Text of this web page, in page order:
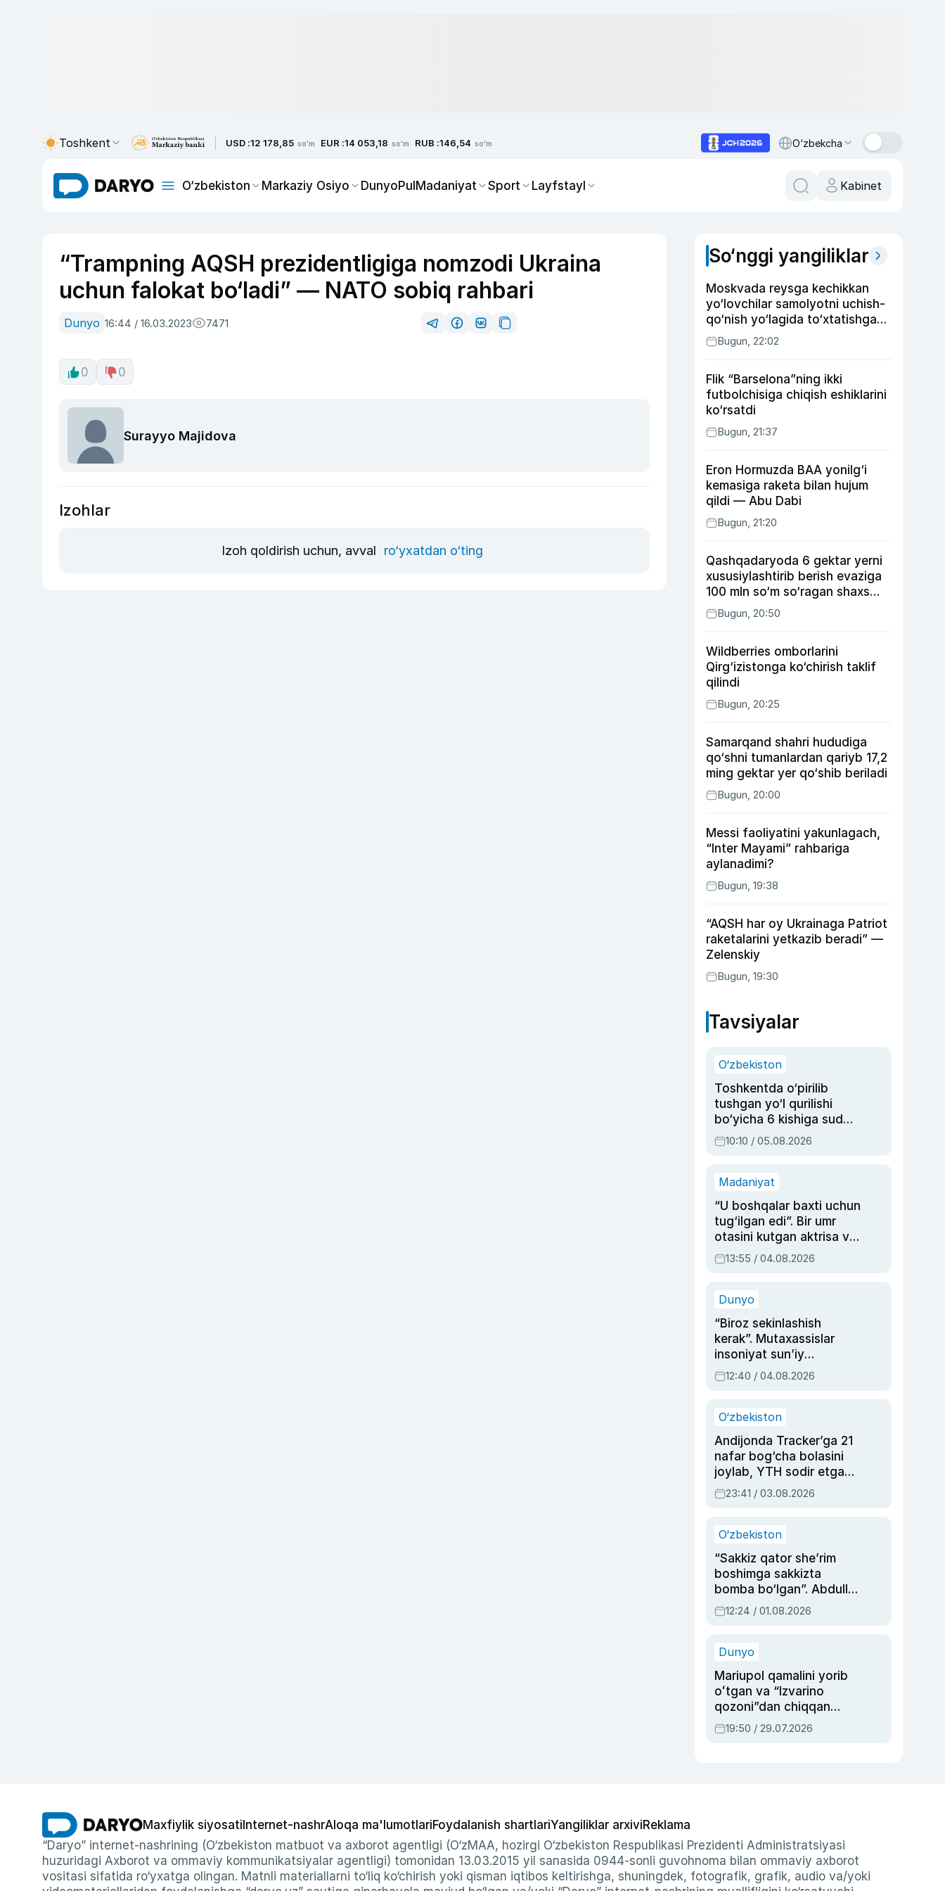
Toshkent USD :12 178,85 so'm EUR :14 053,18 so'm RUB :146,54 so'm O‘zbekcha
O‘zbekiston Markaziy Osiyo DunyoPulMadaniyat Sport Layfstayl Kabinet
“Trampning AQSH prezidentligiga nomzodi Ukraina
uchun falokat bo‘ladi” — NATO sobiq rahbari
Dunyo 16:44 / 16.03.2023 7471
0 0
Surayyo Majidova
Izohlar
Izoh qoldirish uchun, avval ro‘yxatdan o‘ting
So‘nggi yangiliklar
Moskvada reysga kechikkan
yo‘lovchilar samolyotni uchish-
qo‘nish yo‘lagida to‘xtatishga
urindi (video)
Bugun, 22:02
Flik “Barselona”ning ikki
futbolchisiga chiqish eshiklarini
ko‘rsatdi
Bugun, 21:37
Eron Hormuzda BAA yonilg‘i
kemasiga raketa bilan hujum
qildi — Abu Dabi
Bugun, 21:20
Qashqadaryoda 6 gektar yerni
xususiylashtirib berish evaziga
100 mln so‘m so‘ragan shaxs
ushlandi
Bugun, 20:50
Wildberries omborlarini
Qirg‘izistonga ko‘chirish taklif
qilindi
Bugun, 20:25
Samarqand shahri hududiga
qo‘shni tumanlardan qariyb 17,2
ming gektar yer qo‘shib beriladi
Bugun, 20:00
Messi faoliyatini yakunlagach,
“Inter Mayami” rahbariga
aylanadimi?
Bugun, 19:38
“AQSH har oy Ukrainaga Patriot
raketalarini yetkazib beradi” —
Zelenskiy
Bugun, 19:30
Tavsiyalar
O‘zbekiston
Toshkentda o‘pirilib
tushgan yo‘l qurilishi
bo‘yicha 6 kishiga sud
hukmi o‘qildi
10:10 / 05.08.2026
Madaniyat
“U boshqalar baxti uchun
tug‘ilgan edi”. Bir umr
otasini kutgan aktrisa va
dublyaj ustasi Rimma
Ahmedovaning
13:55 / 04.08.2026
Dunyo
“Biroz sekinlashish
kerak”. Mutaxassislar
insoniyat sun’iy
intellektni boshqara
olmay qolishidan xavotir
12:40 / 04.08.2026
O‘zbekiston
Andijonda Tracker’ga 21
nafar bog‘cha bolasini
joylab, YTH sodir etgan
ayolga sud hukmi o‘qildi
23:41 / 03.08.2026
O‘zbekiston
“Sakkiz qator she’rim
boshimga sakkizta
bomba bo‘lgan”. Abdulla
Oripovni siyosiy
ayblovlardan asrab
12:24 / 01.08.2026
Dunyo
Mariupol qamalini yorib
oʻtgan va “Izvarino
qozoni”dan chiqqan
qahramon — Ukraina
armiyasi bosh
19:50 / 29.07.2026
Maxfiylik siyosati Internet-nashrAloqa ma'lumotlariFoydalanish shartlariYangiliklar arxiviReklama
“Daryo” internet-nashrining (O‘zbekiston matbuot va axborot agentligi (O‘zMAA, hozirgi O‘zbekiston Respublikasi Prezidenti Administratsiyasi
huzuridagi Axborot va ommaviy kommunikatsiyalar agentligi) tomonidan 13.03.2015 yil sanasida 0944-sonli guvohnoma bilan ommaviy axborot
vositasi sifatida ro‘yxatga olingan. Matnli materiallarni to‘liq ko‘chirish yoki qisman iqtibos keltirishga, shuningdek, fotografik, grafik, audio va/yoki